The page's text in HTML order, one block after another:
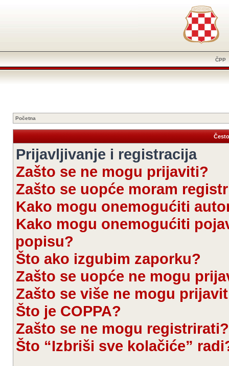
ČPP
Početna
Prijavljivanje i registracija
Zašto se ne mogu prijaviti?
Zašto se uopće moram
Kako mogu onemogućiti
Kako mogu onemogućiti
popisu?
Što ako izgubim zaporku?
Zašto se uopće ne mogu
Zašto se više ne mogu
Što je COPPA?
Zašto se ne mogu registrirati?
Što “Izbriši sve kolačiće”